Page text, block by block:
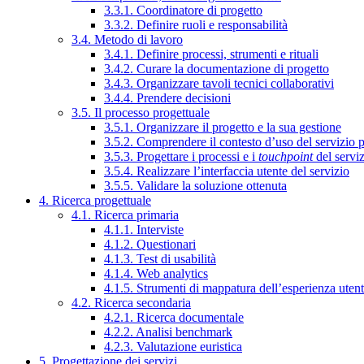
3.3.1. Coordinatore di progetto
3.3.2. Definire ruoli e responsabilità
3.4. Metodo di lavoro
3.4.1. Definire processi, strumenti e rituali
3.4.2. Curare la documentazione di progetto
3.4.3. Organizzare tavoli tecnici collaborativi
3.4.4. Prendere decisioni
3.5. Il processo progettuale
3.5.1. Organizzare il progetto e la sua gestione
3.5.2. Comprendere il contesto d’uso del servizio
3.5.3. Progettare i processi e i touchpointdel
3.5.4. Realizzare l’interfaccia utente del servizio
3.5.5. Validare la soluzione ottenuta
4. Ricerca progettuale
4.1. Ricerca primaria
4.1.1. Interviste
4.1.2. Questionari
4.1.3. Test di usabilità
4.1.4. Web analytics
4.1.5. Strumenti di mappatura dell’esperienza
4.2. Ricerca secondaria
4.2.1. Ricerca documentale
4.2.2. Analisi benchmark
4.2.3. Valutazione euristica
5. Progettazione dei servizi